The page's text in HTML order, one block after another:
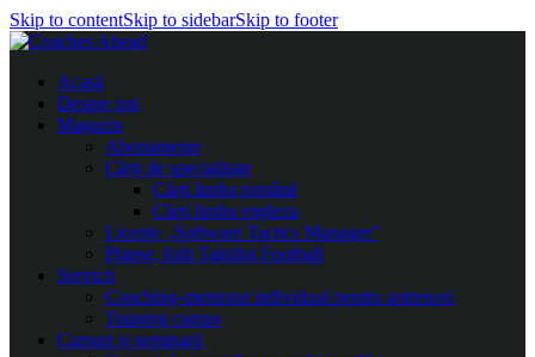
Skip to contentSkip to sidebarSkip to footer
Acasă
Despre noi
Magazin
Abonamente
Cărți de specialitate
Cărți limba română
Cărți limba engleza
Licențe „Software Tactics Manager”
Planșe, folii Taktifol Football
Servicii
Coaching-mentorat individual pentru antrenori
Training camps
Cursuri și seminarii